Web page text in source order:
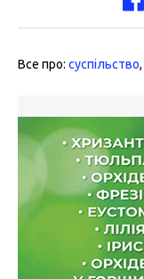
Все про: суспільство,